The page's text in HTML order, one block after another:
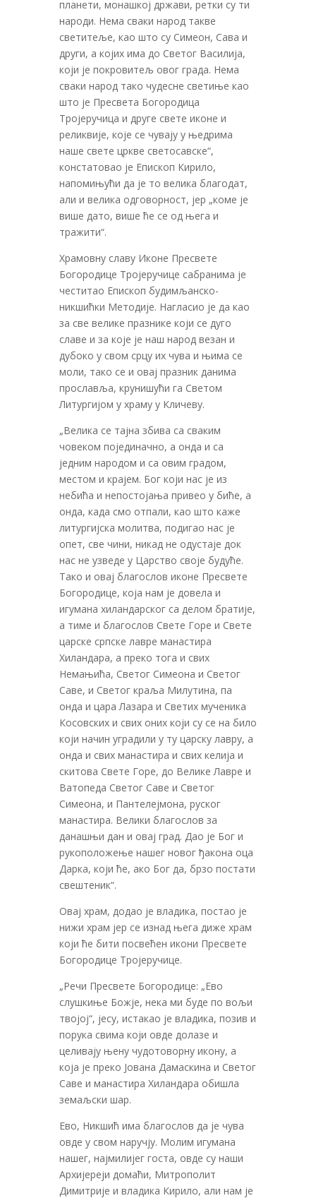
планети, монашкој држави, ретки су ти
народи. Нема сваки народ такве
светитеље, као што су Симеон, Сава и
други, а којих има до Светог Василија,
који је покровитељ овог града. Нема
сваки народ тако чудесне светиње као
што је Пресвета Богородица
Тројеручица и друге свете иконе и
реликвије, које се чувају у њедрима
наше свете цркве светосавске“,
констатовао је Епископ Кирило,
напомињући да је то велика благодат,
али и велика одговорност, јер „коме је
више дато, више ће се од њега и
тражити“.
Храмовну славу Иконе Пресвете
Богородице Тројеручице сабранима је
честитао Епископ будимљанско-
никшићки Методије. Нагласио је да као
за све велике празнике који се дуго
славе и за које је наш народ везан и
дубоко у свом срцу их чува и њима се
моли, тако се и овај празник данима
прославља, крунишући га Светом
Литургијом у храму у Кличеву.
„Велика се тајна збива са сваким
човеком појединачно, а онда и са
једним народом и са овим градом,
местом и крајем. Бог који нас је из
небића и непостојања привео у биће, а
онда, када смо отпали, као што каже
литургијска молитва, подигао нас је
опет, све чини, никад не одустаје док
нас не узведе у Царство своје будуће.
Тако и овај благослов иконе Пресвете
Богородице, која нам је довела и
игумана хиландарског са делом братије,
а тиме и благослов Свете Горе и Свете
царске српске лавре манастира
Хиландара, а преко тога и свих
Немањића, Светог Симеона и Светог
Саве, и Светог краља Милутина, па
онда и цара Лазара и Светих мученика
Косовских и свих оних који су се на било
који начин уградили у ту царску лавру, а
онда и свих манастира и свих келија и
скитова Свете Горе, до Велике Лавре и
Ватопеда Светог Саве и Светог
Симеона, и Пантелејмона, руског
манастира. Велики благослов за
данашњи дан и овај град. Дао је Бог и
рукоположење нашег новог ђакона оца
Дарка, који ће, ако Бог да, брзо постати
свештеник“.
Овај храм, додао је владика, постао је
нижи храм јер се изнад њега диже храм
који ће бити посвећен икони Пресвете
Богородице Тројеручице.
„Речи Пресвете Богородице: „Ево
слушкиње Божје, нека ми буде по вољи
твојој“, јесу, истакао је владика, позив и
порука свима који овде долазе и
целивају њену чудотоворну икону, а
која је преко Јована Дамаскина и Светог
Саве и манастира Хиландара обишла
земаљски шар.
Ево, Никшић има благослов да је чува
овде у свом наручју. Молим игумана
нашег, најмилијег госта, овде су наши
Архијереји домаћи, Митрополит
Димитрије и владика Кирило, али нам је